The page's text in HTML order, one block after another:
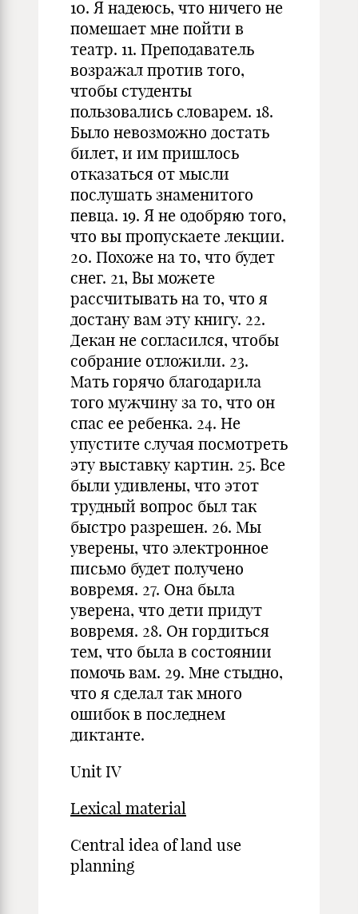
10. Я надеюсь, что ничего не
помешает мне пойти в
театр. 11. Преподаватель
возражал против того,
чтобы студенты
пользовались словарем. 18.
Было невозможно достать
билет, и им пришлось
отказаться от мысли
послушать знаменитого
певца. 19. Я не одобряю того,
что вы пропускаете лекции.
20. Похоже на то, что будет
снег. 21, Вы можете
рассчитывать на то, что я
достану вам эту книгу. 22.
Декан не согласился, чтобы
собрание отложили. 23.
Мать горячо благодарила
того мужчину за то, что он
спас ее ребенка. 24. Не
упустите случая посмотреть
эту выставку картин. 25. Все
были удивлены, что этот
трудный вопрос был так
быстро разрешен. 26. Мы
уверены, что электронное
письмо будет получено
вовремя. 27. Она была
уверена, что дети придут
вовремя. 28. Он гордиться
тем, что была в состоянии
помочь вам. 29. Мне стыдно,
что я сделал так много
ошибок в последнем
диктанте.
Unit IV
Lexical material
Central idea of land use
planning